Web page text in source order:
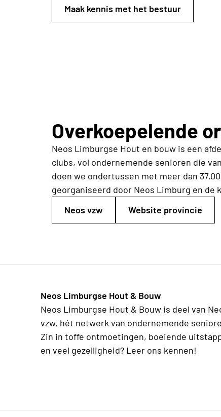
Maak kennis met het bestuur
Overkoepelende
Neos Limburgse Hout en bouw is een
clubs, vol ondernemende senioren die
doen we ondertussen met meer dan
georganiseerd door Neos Limburg en de
Neos vzw
Website provincie
Neos Limburgse Hout & Bouw
Neos Limburgse Hout & Bouw is deel van
vzw, hét netwerk van ondernemende
Zin in toffe ontmoetingen, boeiende
en veel gezelligheid? Leer ons kennen!